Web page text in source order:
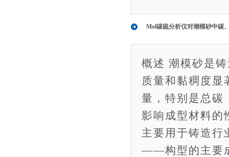
Mol碳硫分析仪对潮模砂中碳
概述 潮模砂是
质量和黏稠度显
量，特别是总碳
影响成型材料的
主要用于铸造行
——构型的主要